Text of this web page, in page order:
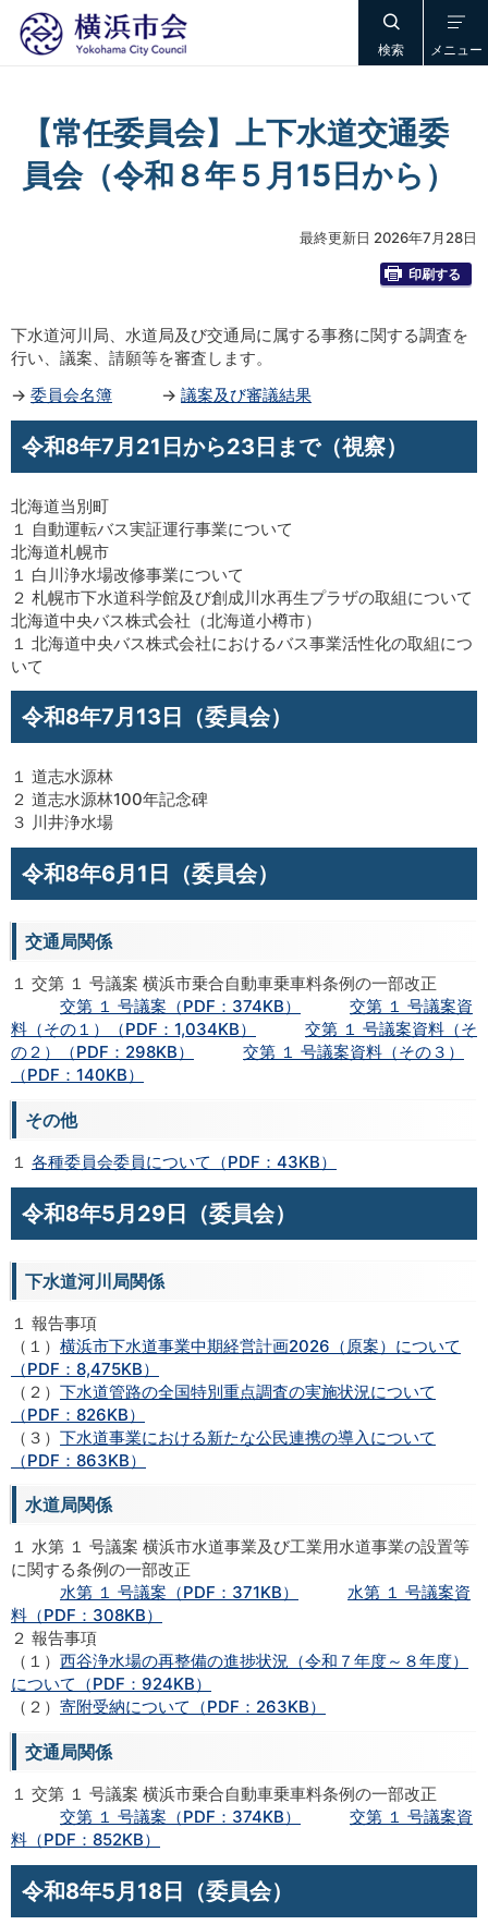
検索 メニュー
【常任委員会】上下水道交通委
員会（令和８年５月15日から）
最終更新日 2026年7月28日
印刷する
下水道河川局、水道局及び交通局に属する事務に関する調査を
行い、議案、請願等を審査します。
→ 委員会名簿 → 議案及び審議結果
令和8年7月21日から23日まで（視察）
北海道当別町
１ 自動運転バス実証運行事業について
北海道札幌市
１ 白川浄水場改修事業について
２ 札幌市下水道科学館及び創成川水再生プラザの取組について
北海道中央バス株式会社（北海道小樽市）
１ 北海道中央バス株式会社におけるバス事業活性化の取組につ
いて
令和8年7月13日（委員会）
１ 道志水源林
２ 道志水源林100年記念碑
３ 川井浄水場
令和8年6月1日（委員会）
交通局関係
１ 交第 １ 号議案 横浜市乗合自動車乗車料条例の一部改正
交第 １ 号議案（PDF：374KB）
交第 １ 号議案資
料（その１）（PDF：1,034KB）
交第 １ 号議案資料（そ
の２）（PDF：298KB）
交第 １ 号議案資料（その３）
（PDF：140KB）
その他
１ 各種委員会委員について（PDF：43KB）
令和8年5月29日（委員会）
下水道河川局関係
１ 報告事項
（１） 横浜市下水道事業中期経営計画2026（原案）について
（PDF：8,475KB）
（２） 下水道管路の全国特別重点調査の実施状況について
（PDF：826KB）
（３） 下水道事業における新たな公民連携の導入について
（PDF：863KB）
水道局関係
１ 水第 １ 号議案 横浜市水道事業及び工業用水道事業の設置等
に関する条例の一部改正
水第 １ 号議案（PDF：371KB）
水第 １ 号議案資
料（PDF：308KB）
２ 報告事項
（１） 西谷浄水場の再整備の進捗状況（令和７年度～８年度）
について（PDF：924KB）
（２） 寄附受納について（PDF：263KB）
交通局関係
１ 交第 １ 号議案 横浜市乗合自動車乗車料条例の一部改正
交第 １ 号議案（PDF：374KB）
交第 １ 号議案資
料（PDF：852KB）
令和8年5月18日（委員会）